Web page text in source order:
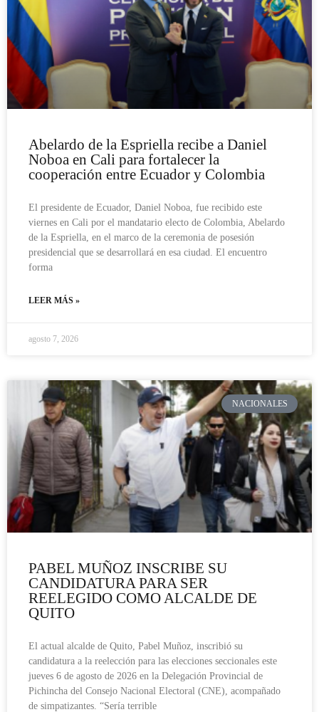
Abelardo de la Espriella recibe a Daniel
Noboa en Cali para fortalecer la
cooperación entre Ecuador y Colombia
El presidente de Ecuador, Daniel Noboa, fue recibido este
viernes en Cali por el mandatario electo de Colombia, Abelardo
de la Espriella, en el marco de la ceremonia de posesión
presidencial que se desarrollará en esa ciudad. El encuentro
forma
LEER MÁS »
agosto 7, 2026
NACIONALES
PABEL MUÑOZ INSCRIBE SU
CANDIDATURA PARA SER
REELEGIDO COMO ALCALDE DE
QUITO
El actual alcalde de Quito, Pabel Muñoz, inscribió su
candidatura a la reelección para las elecciones seccionales este
jueves 6 de agosto de 2026 en la Delegación Provincial de
Pichincha del Consejo Nacional Electoral (CNE), acompañado
de simpatizantes. “Sería terrible